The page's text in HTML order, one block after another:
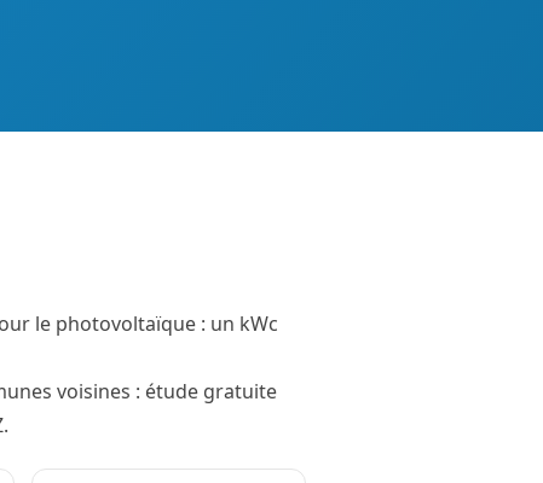
le photovoltaïque : un kWc
voisines : étude gratuite